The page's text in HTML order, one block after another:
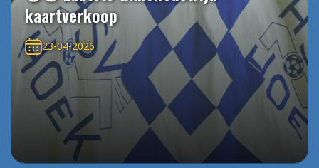
kaartverkoop
23-04-2026